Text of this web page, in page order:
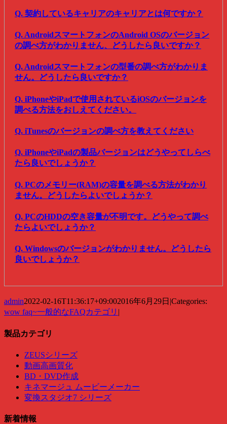
Q. 契約しているキャリアのキャリアとは何ですか？
Q. AndroidスマートフォンのAndroid OSのバージョン
の調べ方がわかりません、どうしたら良いですか？
Q. Androidスマートフォンの型番の調べ方がわかりま
せん。どうしたら良いですか？
Q. iPhoneやiPadで使用されているiOSのバージョンを
調べる方法をおしえてください。
Q. iTunesのバージョンの調べ方を教えてください
Q. iPhoneやiPadの製品バージョンはどうやってしらべ
たら良いでしょうか？
Q. PCのメモリー(RAM)の容量を調べる方法がわかり
ません。どうしたらよいでしょうか？
Q. PCのHDDの空き容量が不明です。どうやって調べ
たらよいでしょうか？
Q. Windowsのバージョンがわかりません。どうしたら
良いでしょうか？
admin2022-02-16T11:36:17+09:002016年6月29日 |Categories:
wow faq~一般的なFAQカテゴリ |
製品カテゴリ
ZEUSシリーズ
動画高画質化
BD・DVD作成
キネマージュ ムービーメーカー
変換スタジオ7 シリーズ
新着情報